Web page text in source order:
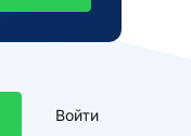
Войти